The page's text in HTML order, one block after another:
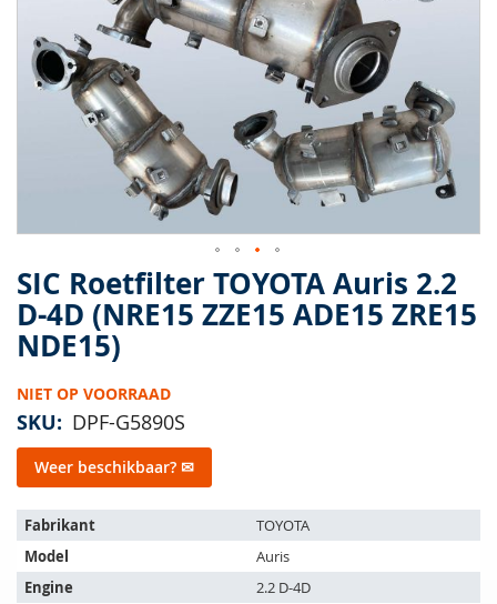
SIC Roetfilter TOYOTA Auris 2.2
D-4D (NRE15 ZZE15 ADE15 ZRE15
NDE15)
NIET OP VOORRAAD
SKU DPF-G5890S
Weer beschikbaar? ✉
Het
artikel
past
op
Fabrikant
TOYOTA
Model
Auris
Engine
2.2 D-4D
afbeeldingen-
gallerij
Ga
naar
het
begin
de
afbeeldingen-
gallerij